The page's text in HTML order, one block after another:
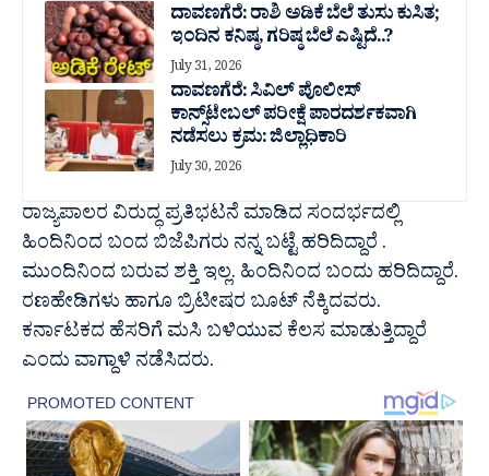
ದಾವಣಗೆರೆ: ರಾಶಿ ಅಡಿಕೆ ಬೆಲೆ ತುಸು‌ ಕುಸಿತ;
ಇಂದಿನ ಕನಿಷ್ಠ, ಗರಿಷ್ಠ ಬೆಲೆ ಎಷ್ಟಿದೆ..?
July 31, 2026
ದಾವಣಗೆರೆ: ಸಿವಿಲ್ ಪೊಲೀಸ್
ಕಾನ್ಸ್‌ಟೇಬಲ್ ಪರೀಕ್ಷೆ ಪಾರದರ್ಶಕವಾಗಿ
ನಡೆಸಲು ಕ್ರಮ: ಜಿಲ್ಲಾಧಿಕಾರಿ
July 30, 2026
ರಾಜ್ಯಪಾಲರ ವಿರುದ್ಧ ಪ್ರತಿಭಟನೆ ಮಾಡಿದ ಸಂದರ್ಭದಲ್ಲಿ
ಹಿಂದಿನಿಂದ ಬಂದ‌ ಬಿಜೆಪಿಗರು ನನ್ನ ಬಟ್ಟೆ ಹರಿದಿದ್ದಾರೆ .
ಮುಂದಿನಿಂದ ಬರುವ ಶಕ್ತಿ ಇಲ್ಲ. ಹಿಂದಿನಿಂದ ಬಂದು ಹರಿದಿದ್ದಾರೆ.
ರಣಹೇಡಿಗಳು ಹಾಗೂ ಬ್ರಿಟೀಷರ ಬೂಟ್ ನೆಕ್ಕಿದವರು.
ಕರ್ನಾಟಕದ ಹೆಸರಿಗೆ ಮಸಿ ಬಳಿಯುವ ಕೆಲಸ ಮಾಡುತ್ತಿದ್ದಾರೆ
ಎಂದು ವಾಗ್ದಾಳಿ ನಡೆಸಿದರು.